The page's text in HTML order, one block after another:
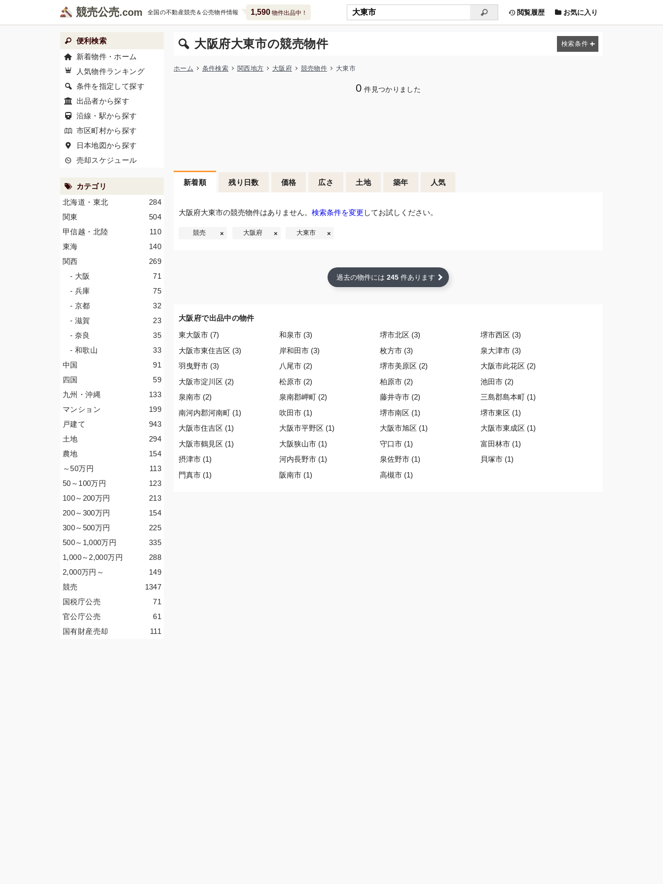
競売公売 全国の不動産競売＆公売物件情報 1,590物件出品中！ 閲覧履歴 お気に入り
大阪府大東市の競売物件
ホーム 条件検索 関西地方 大阪府 競売物件 大東市
0 件見つかりました
新着順 残り日数 価格 広さ 土地 築年 人気
大阪府大東市の競売物件はありません。 検索条件を変更 してお試しください。
競売 大阪府 大東市
過去の物件には 245 件あります
大阪府で出品中の物件
東大阪市 (7) 和泉市 (3) 堺市北区 (3)
堺市西区 (3)
大阪市東住吉区 (3)
岸和田市 (3) 枚方市 (3)
泉大津市 (3)
羽曳野市 (3)
八尾市 (2) 堺市美原区 (2)
大阪市此花区 (2)
大阪市淀川区 (2)
松原市 (2) 柏原市 (2)
池田市 (2)
泉南市 (2)
泉南郡岬町 (2) 藤井寺市 (2)
三島郡島本町 (1)
南河内郡河南町 (1)
吹田市 (1) 堺市南区 (1)
堺市東区 (1)
大阪市住吉区 (1)
大阪市平野区 (1) 大阪市旭区 (1)
大阪市東成区 (1)
大阪市鶴見区 (1)
大阪狭山市 (1) 守口市 (1)
富田林市 (1)
摂津市 (1)
河内長野市 (1) 泉佐野市 (1)
貝塚市 (1)
門真市 (1)
阪南市 (1) 高槻市 (1)
便利検索
新着物件・ホーム
人気物件ランキング
条件を指定して探す
出品者から探す
沿線・駅から探す
市区町村から探す
日本地図から探す
売却スケジュール
カテゴリ
284
北海道・東北
504
関東
110
甲信越・北陸
140
東海
269
関西
71
- 大阪
75
- 兵庫
32
- 京都
23
- 滋賀
35
- 奈良
33
- 和歌山
91
中国
59
四国
133
九州・沖縄
199
マンション
943
戸建て
294
土地
154
農地
113
～50万円
123
50～100万円
213
100～200万円
154
200～300万円
225
300～500万円
335
500～1,000万円
288
1,000～2,000万円
149
2,000万円 ～
1347
競売
71
国税庁公売
61
官公庁公売
111
国有財産売却